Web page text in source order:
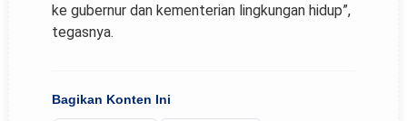
ke gubernur dan kementerian lingkungan hidup”,
tegasnya.
Bagikan Konten Ini